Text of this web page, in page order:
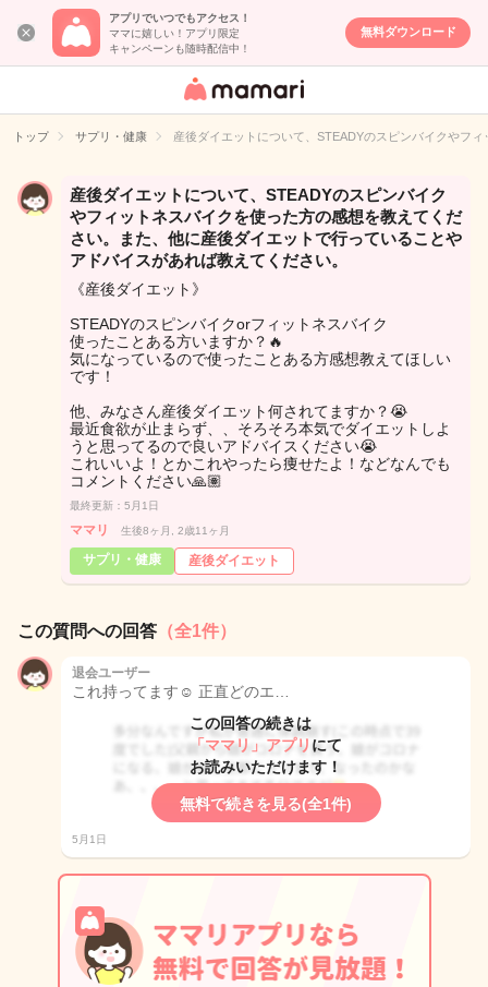
アプリでいつでもアクセス！
ママに嬉しい！アプリ限定
キャンペーンも随時配信中！
無料ダウンロード
女性専用匿名QA
イト
トップ サプリ・健康 産後ダイエットについて、STEADYのスピンバイクやフ
産後ダイエットについて、STEADYのスピンバイク
やフィットネスバイクを使った方の感想を教えてくだ
さい。また、他に産後ダイエットで行っていることや
アドバイスがあれば教えてください。
《産後ダイエット》
STEADYのスピンバイクorフィットネスバイク
使ったことある方いますか？🔥
気になっているので使ったことある方感想教えてほしい
です！
他、みなさん産後ダイエット何されてますか？😭
最近食欲が止まらず、、そろそろ本気でダイエットしよ
うと思ってるので良いアドバイスください😭
これいいよ！とかこれやったら痩せたよ！などなんでも
コメントください🙏🏽
最終更新：5月1日
ママリ 生後8ヶ月, 2歳11ヶ月
サプリ・健康 産後ダイエット
この質問への回答 （全1件）
退会ユーザー
これ持ってます☺️ 正直どのエ…
この回答の続きは
「ママリ」アプリ にて
お読みいただけます！
無料で続きを見る(全1件)
5月1日